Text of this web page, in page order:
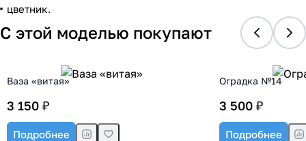
цветник.
С этой моделью покупают
Ваза «витая»
3 150 ₽
Подробнее
Оградка №14
3 500 ₽
Подробнее